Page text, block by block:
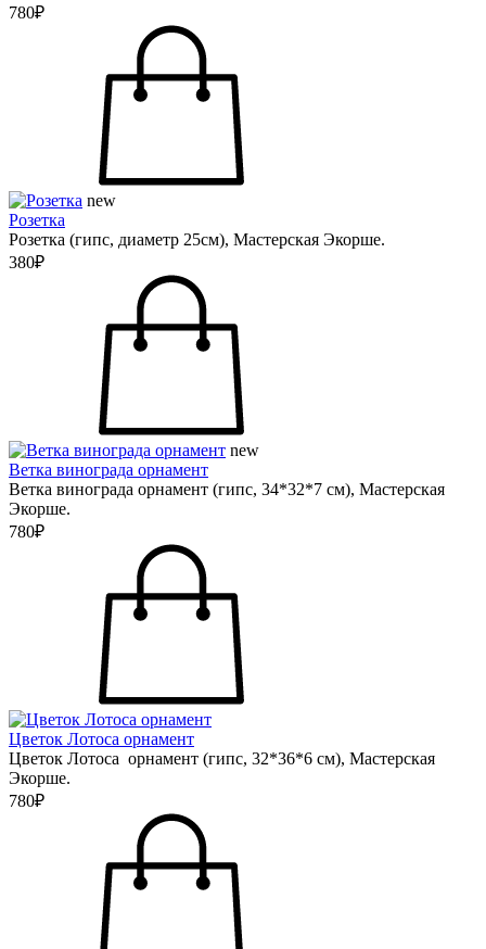
780₽
new
Розетка
Розетка (гипс, диаметр 25см), Мастерская Экорше.
380₽
new
Ветка винограда орнамент
Ветка винограда орнамент (гипс, 34*32*7 см), Мастерская
Экорше.
780₽
Цветок Лотоса орнамент
Цветок Лотоса орнамент (гипс, 32*36*6 см), Мастерская
Экорше.
780₽